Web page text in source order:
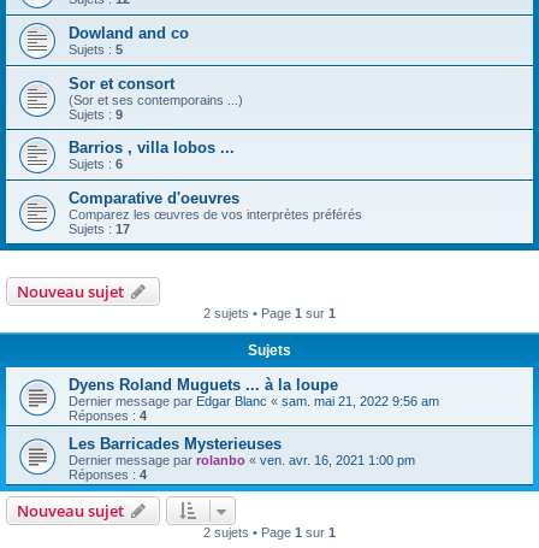
Dowland and co
Sujets : 5
Sor et consort
(Sor et ses contemporains ...)
Sujets : 9
Barrios , villa lobos ...
Sujets : 6
Comparative d'oeuvres
Comparez les œuvres de vos interprètes préférés
Sujets : 17
Nouveau sujet
2 sujets • Page 1 sur 1
Sujets
Dyens Roland Muguets ... à la loupe
Dernier message par Edgar Blanc « sam. mai 21, 2022 9:56 am
Réponses : 4
Les Barricades Mysterieuses
Dernier message par rolanbo « ven. avr. 16, 2021 1:00 pm
Réponses : 4
Nouveau sujet
2 sujets • Page 1 sur 1